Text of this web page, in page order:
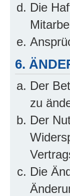
Die
6.
Der
zu
Der
Die